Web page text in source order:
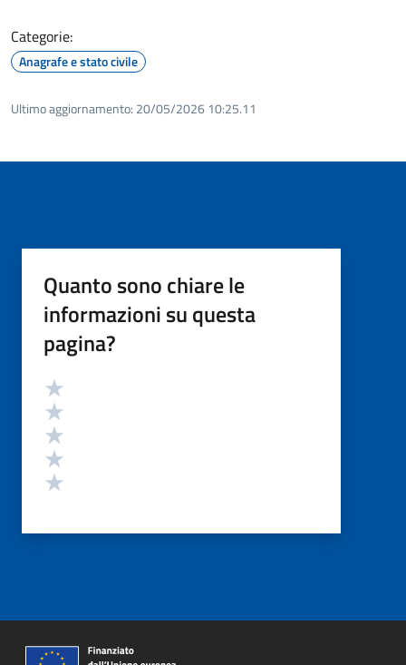
Categorie:
Anagrafe e stato civile
Ultimo aggiornamento: 20/05/2026 10:25.11
Quanto sono chiare le
informazioni su questa
pagina?
Valutazione